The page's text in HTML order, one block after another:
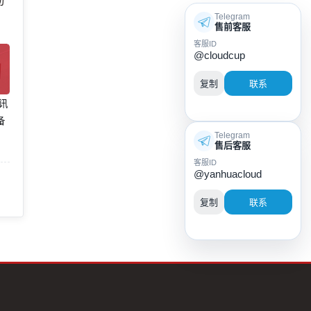
Telegram
售前客服
客服ID
@cloudcup
复制 联系
Telegram
售后客服
客服ID
@yanhuacloud
复制 联系